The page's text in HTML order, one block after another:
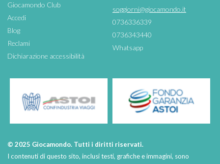
Giocamondo Club
Accedi
Blog
Reclami
Dichiarazione accessibilità
soggiorni@giocamondo.it
0736336339
0736343440
Whatsapp
© 2025 Giocamondo. Tutti i diritti riservati.
I contenuti di questo sito, inclusi testi, grafiche e immagini, sono